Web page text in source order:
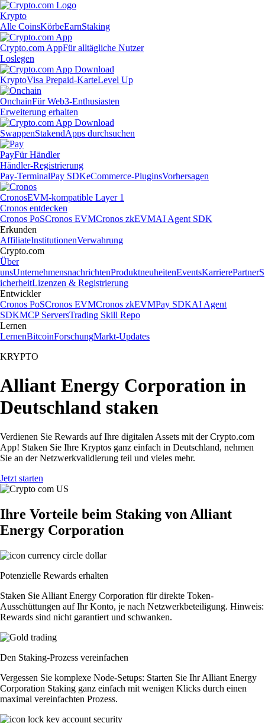
Krypto
Alle CoinsKörbeEarnStaking
Crypto.com AppFür alltägliche Nutzer
Loslegen
KryptoVisa Prepaid-KarteLevel Up
OnchainFür Web3-Enthusiasten
Erweiterung erhalten
SwappenStakendApps durchsuchen
PayFür Händler
Händler-Registrierung
Pay-TerminalPay SDKeCommerce-PluginsVorhersagen
CronosEVM-kompatible Layer 1
Cronos entdecken
Cronos PoSCronos EVMCronos zkEVMAI Agent SDK
Erkunden
AffiliateInstitutionenVerwahrung
Crypto.com
Über
unsUnternehmensnachrichtenProduktneuheitenEventsKarrierePartnerS
icherheitLizenzen & Registrierung
Entwickler
Cronos PoSCronos EVMCronos zkEVMPay SDKAI Agent
SDKMCP ServersTrading Skill Repo
Lernen
LernenBitcoinForschungMarkt-Updates
KRYPTO
Alliant Energy Corporation in
Deutschland staken
Verdienen Sie Rewards auf Ihre digitalen Assets mit der Crypto.com
App! Staken Sie Ihre Kryptos ganz einfach in Deutschland, nehmen
Sie an der Netzwerkvalidierung teil und vieles mehr.
Jetzt starten
Ihre Vorteile beim Staking von Alliant
Energy Corporation
Potenzielle Rewards erhalten
Staken Sie Alliant Energy Corporation für direkte Token-
Ausschüttungen auf Ihr Konto, je nach Netzwerkbeteiligung. Hinweis:
Rewards sind nicht garantiert und schwanken.
Den Staking-Prozess vereinfachen
Vergessen Sie komplexe Node-Setups: Starten Sie Ihr Alliant Energy
Corporation Staking ganz einfach mit wenigen Klicks durch einen
maximal vereinfachten Prozess.